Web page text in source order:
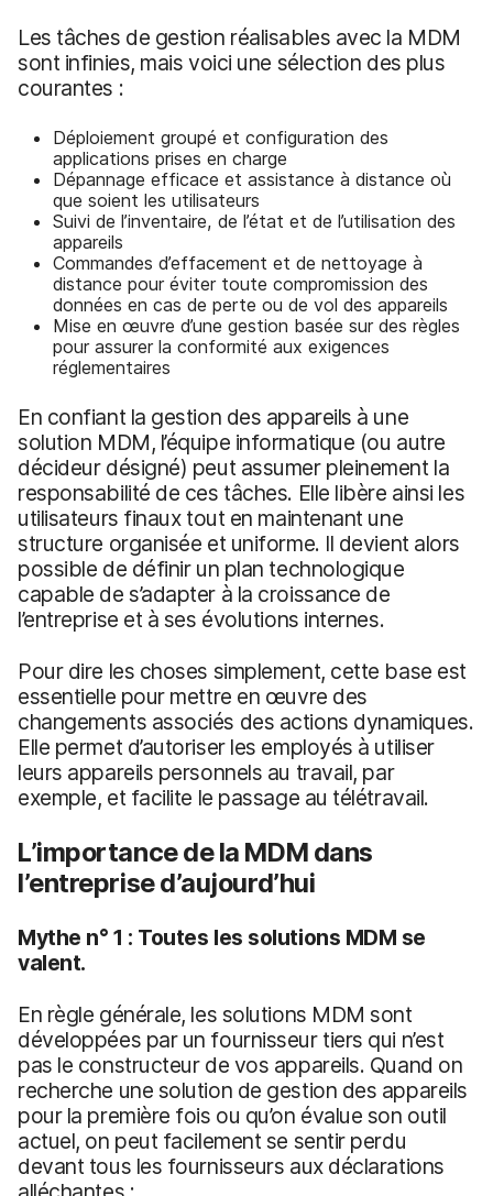
Les tâches de gestion réalisables avec la MDM
sont infinies, mais voici une sélection des plus
courantes :
Déploiement groupé et configuration des
applications prises en charge
Dépannage efficace et assistance à distance où
que soient les utilisateurs
Suivi de l’inventaire, de l’état et de l’utilisation des
appareils
Commandes d’effacement et de nettoyage à
distance pour éviter toute compromission des
données en cas de perte ou de vol des appareils
Mise en œuvre d’une gestion basée sur des règles
pour assurer la conformité aux exigences
réglementaires
En confiant la gestion des appareils à une
solution MDM, l’équipe informatique (ou autre
décideur désigné) peut assumer pleinement la
responsabilité de ces tâches. Elle libère ainsi les
utilisateurs finaux tout en maintenant une
structure organisée et uniforme. Il devient alors
possible de définir un plan technologique
capable de s’adapter à la croissance de
l’entreprise et à ses évolutions internes.
Pour dire les choses simplement, cette base est
essentielle pour mettre en œuvre des
changements associés des actions dynamiques.
Elle permet d’autoriser les employés à utiliser
leurs appareils personnels au travail, par
exemple, et facilite le passage au télétravail.
L’importance de la MDM dans
l’entreprise d’aujourd’hui
Mythe n° 1 : Toutes les solutions MDM se
valent.
En règle générale, les solutions MDM sont
développées par un fournisseur tiers qui n’est
pas le constructeur de vos appareils. Quand on
recherche une solution de gestion des appareils
pour la première fois ou qu’on évalue son outil
actuel, on peut facilement se sentir perdu
devant tous les fournisseurs aux déclarations